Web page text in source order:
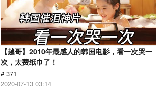
【越哥】2010年最感人的韩国电影，看一次哭一
次，太费纸巾了！
# 371
2020-07-13 03:14